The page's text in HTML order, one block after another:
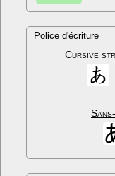
Police d'écriture
Cursive